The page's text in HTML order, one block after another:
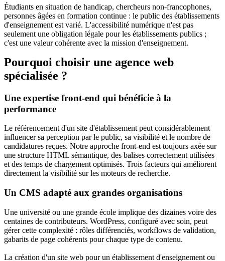
Étudiants en situation de handicap, chercheurs non-francophones,
personnes âgées en formation continue : le public des établissements
d'enseignement est varié. L'accessibilité numérique n'est pas
seulement une obligation légale pour les établissements publics ;
c'est une valeur cohérente avec la mission d'enseignement.
Pourquoi choisir une agence web
spécialisée ?
Une expertise front-end qui bénéficie à la
performance
Le référencement d'un site d'établissement peut considérablement
influencer sa perception par le public, sa visibilité et le nombre de
candidatures reçues. Notre approche front-end est toujours axée sur
une structure HTML sémantique, des balises correctement utilisées
et des temps de chargement optimisés. Trois facteurs qui améliorent
directement la visibilité sur les moteurs de recherche.
Un CMS adapté aux grandes organisations
Une université ou une grande école implique des dizaines voire des
centaines de contributeurs. WordPress, configuré avec soin, peut
gérer cette complexité : rôles différenciés, workflows de validation,
gabarits de page cohérents pour chaque type de contenu.
La création d'un site web pour un établissement d'enseignement ou